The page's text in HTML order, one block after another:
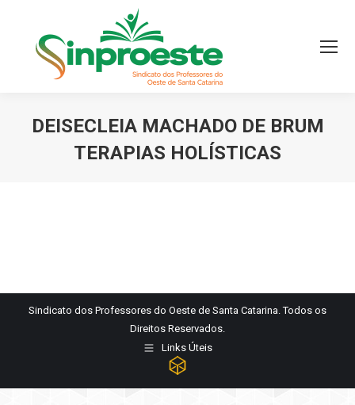
DEISECLEIA MACHADO DE BRUM
TERAPIAS HOLÍSTICAS
Sindicato dos Professores do Oeste de Santa Catarina. Todos os
Direitos Reservados.
Links Úteis